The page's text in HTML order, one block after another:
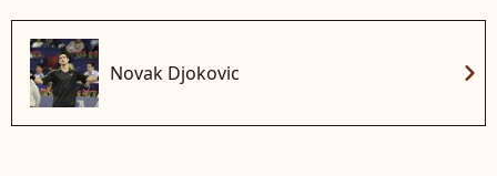
Novak Djokovic chevron_right